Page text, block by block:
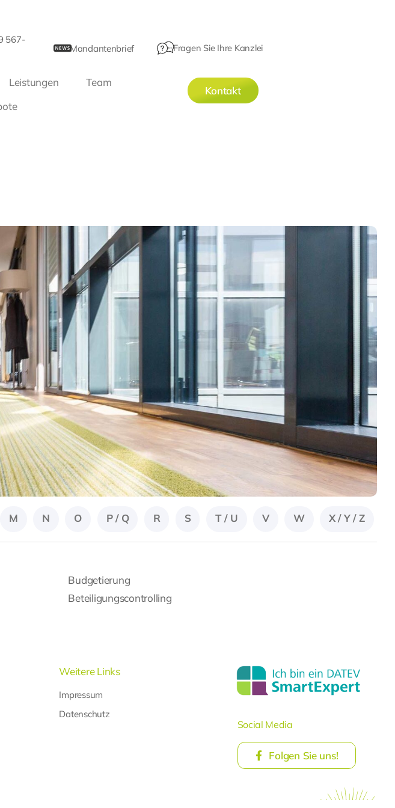
567-
Mandantenbrief Fragen Sie Ihre Kanzlei
Leistungen
Team
Kontakt
M N O P / Q R S T / U V W X / Y / Z
Budgetierung
Beteiligungscontrolling
Weitere Links
Impressum
Datenschutz
Social Media
Folgen Sie uns!